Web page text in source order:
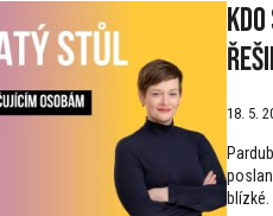
18. 5.